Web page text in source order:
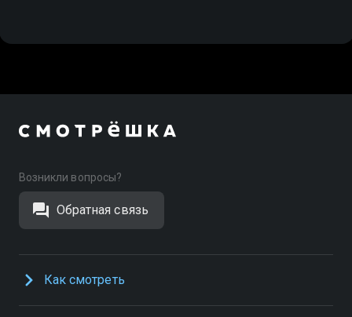
Возникли вопросы?
Обратная связь
Как смотреть